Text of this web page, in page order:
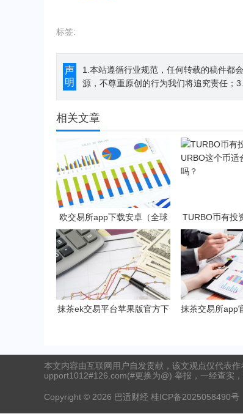
标签:
声
明
1.本站遵循行业规范，任何转载的稿件都
源，不尊重原创的行为我们将追究责任；
相关文章
欧交易所app下载安卓（全球
化的数字货币交易所）
TURBO币有投
RBO这个币适合
抹茶ek交易平台苹果版官方下
抹茶交易所app
本文内容由互联网用户自发贡献，该文观点仅代表
upport1012#126.com(#更换为@) 举报，一经查实，
Copyright © 2026 巴适财经 桂ICP备2025058490号